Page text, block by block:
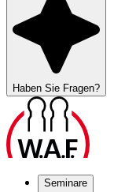
Haben Sie Fragen?
Seminare